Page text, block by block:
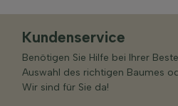
Kundenservice
Benötigen Sie Hilfe bei Ihrer
Auswahl des richtigen Baumes
Wir sind für Sie da!